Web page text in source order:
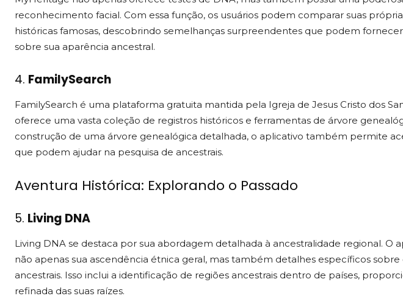
reconhecimento facial. Com essa função, os usuários podem comparar suas
históricas famosas, descobrindo semelhanças surpreendentes que podem
sobre sua aparência ancestral.
4. FamilySearch
FamilySearch é uma plataforma gratuita mantida pela Igreja de Jesus Cristo dos
oferece uma vasta coleção de registros históricos e ferramentas de árvore
construção de uma árvore genealógica detalhada, o aplicativo também permite
que podem ajudar na pesquisa de ancestrais.
Aventura Histórica: Explorando o Passado
5. Living DNA
Living DNA se destaca por sua abordagem detalhada à ancestralidade regional. O
não apenas sua ascendência étnica geral, mas também detalhes específicos
ancestrais. Isso inclui a identificação de regiões ancestrais dentro de países,
refinada das suas raízes.